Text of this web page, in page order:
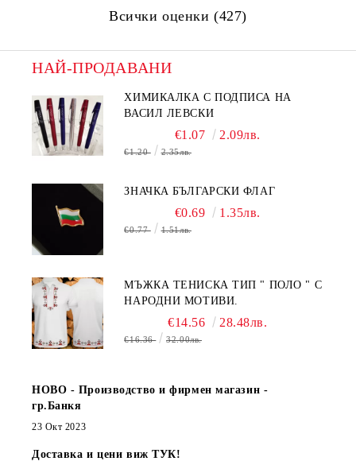
Всички оценки (427)
НАЙ-ПРОДАВАНИ
ХИМИКАЛКА С ПОДПИСА НА
ВАСИЛ ЛЕВСКИ
€1.07 2.09лв.
€1.20 2.35лв.
ЗНАЧКА БЪЛГАРСКИ ФЛАГ
€0.69 1.35лв.
€0.77 1.51лв.
МЪЖКА ТЕНИСКА ТИП " ПОЛО " С
НАРОДНИ МОТИВИ.
€14.56 28.48лв.
€16.36 32.00лв.
НОВО - Производство и фирмен магазин -
гр.Банкя
23 Окт 2023
Доставка и цени виж ТУК!